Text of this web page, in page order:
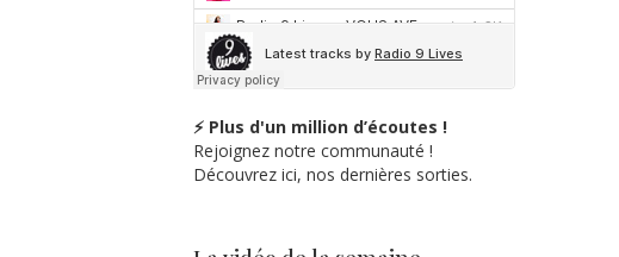
⚡ Plus d'un million d’écoutes !
Rejoignez notre communauté !
Découvrez ici, nos dernières sorties.